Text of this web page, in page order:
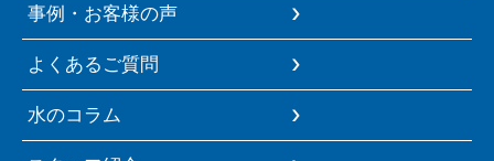
事例・お客様の声
よくあるご質問
水のコラム